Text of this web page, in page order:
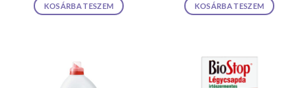
KOSÁRBA TESZEM KOSÁRBA TESZEM